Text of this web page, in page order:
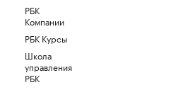
РБК
Компании
РБК Курсы
Школа
управления
РБК